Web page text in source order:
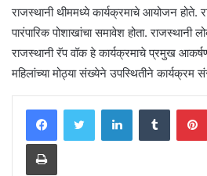
राजस्थानी थीममध्ये कार्यक्रमाचे आयोजन
पारंपारिक पोशाखांचा समावेश होता. राजस्थानी
राजस्थानी रॅप वॉक हे कार्यक्रमाचे प्रमुख
महिलांच्या मोठ्या संख्येने उपस्थितीने कार्यक्रम
LinkedInTumblr
Print